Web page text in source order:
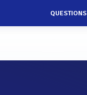
QUESTIONS